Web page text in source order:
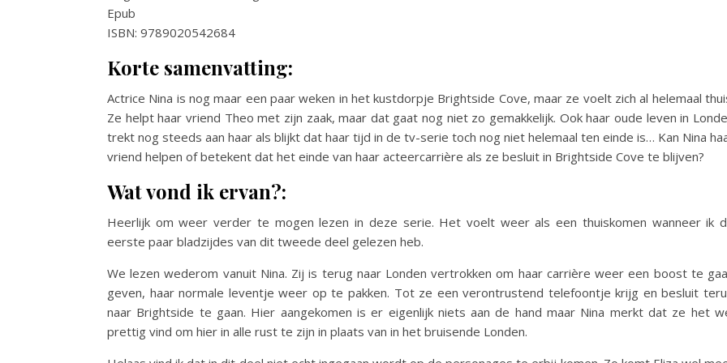
Epub
ISBN: 9789020542684
Korte samenvatting:
Actrice Nina is nog maar een paar weken in het kustdorpje Brightside Cove, maar ze voelt zich al helemaal
Ze helpt haar vriend Theo met zijn zaak, maar dat gaat nog niet zo gemakkelijk. Ook haar oude leven in
trekt nog steeds aan haar als blijkt dat haar tijd in de tv-serie toch nog niet helemaal ten einde is… Kan Nina
vriend helpen of betekent dat het einde van haar acteercarrière als ze besluit in Brightside Cove te blijven?
Wat vond ik ervan?:
Heerlijk om weer verder te mogen lezen in deze serie. Het voelt weer als een thuiskomen wanneer ik
eerste paar bladzijdes van dit tweede deel gelezen heb.
We lezen wederom vanuit Nina. Zij is terug naar Londen vertrokken om haar carrière weer een boost te
geven, haar normale leventje weer op te pakken. Tot ze een verontrustend telefoontje krijg en besluit
naar Brightside te gaan. Hier aangekomen is er eigenlijk niets aan de hand maar Nina merkt dat ze het
prettig vind om hier in alle rust te zijn in plaats van in het bruisende Londen.